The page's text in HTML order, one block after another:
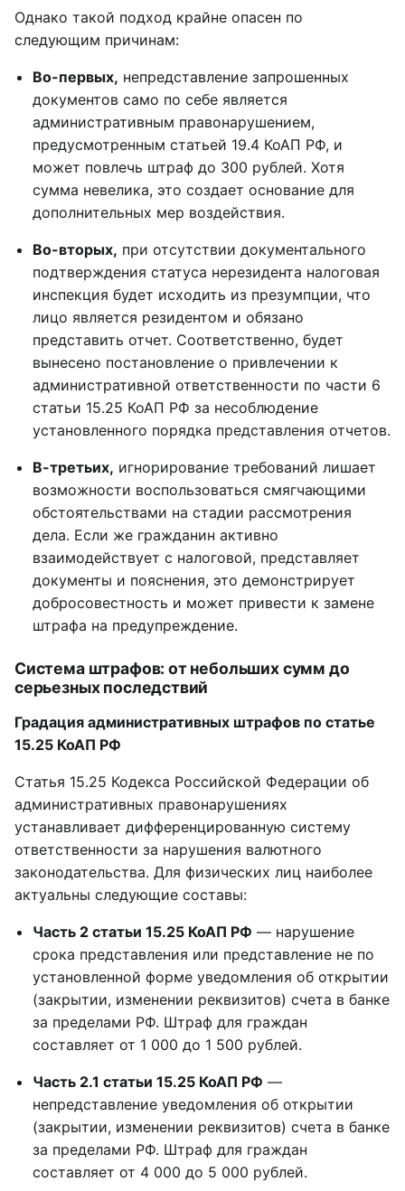
Однако такой подход крайне опасен по
следующим причинам:
Во-первых, непредставление запрошенных
документов само по себе является
административным правонарушением,
предусмотренным статьей 19.4 КоАП РФ, и
может повлечь штраф до 300 рублей. Хотя
сумма невелика, это создает основание для
дополнительных мер воздействия.
Во-вторых, при отсутствии документального
подтверждения статуса нерезидента налоговая
инспекция будет исходить из презумпции, что
лицо является резидентом и обязано
представить отчет. Соответственно, будет
вынесено постановление о привлечении к
административной ответственности по части 6
статьи 15.25 КоАП РФ за несоблюдение
установленного порядка представления отчетов.
В-третьих, игнорирование требований лишает
возможности воспользоваться смягчающими
обстоятельствами на стадии рассмотрения
дела. Если же гражданин активно
взаимодействует с налоговой, представляет
документы и пояснения, это демонстрирует
добросовестность и может привести к замене
штрафа на предупреждение.
Система штрафов: от небольших сумм до
серьезных последствий
Градация административных штрафов по статье
15.25 КоАП РФ
Статья 15.25 Кодекса Российской Федерации об
административных правонарушениях
устанавливает дифференцированную систему
ответственности за нарушения валютного
законодательства. Для физических лиц наиболее
актуальны следующие составы:
Часть 2 статьи 15.25 КоАП РФ — нарушение
срока представления или представление не по
установленной форме уведомления об открытии
(закрытии, изменении реквизитов) счета в банке
за пределами РФ. Штраф для граждан
составляет от 1 000 до 1 500 рублей.
Часть 2.1 статьи 15.25 КоАП РФ —
непредставление уведомления об открытии
(закрытии, изменении реквизитов) счета в банке
за пределами РФ. Штраф для граждан
составляет от 4 000 до 5 000 рублей.